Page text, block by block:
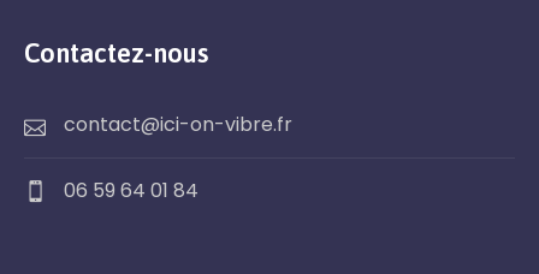
Contactez-nous
contact@ici-on-vibre.fr
06 59 64 01 84